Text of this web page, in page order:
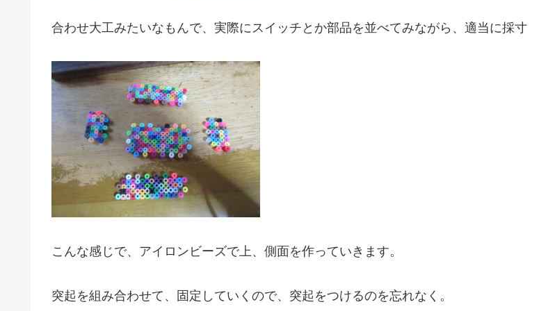
合わせ大工みたいなもんで、実際にスイッチとか部品を並べてみながら、適当に採寸
こんな感じで、アイロンビーズで上、側面を作っていきます。
突起を組み合わせて、固定していくので、突起をつけるのを忘れなく。